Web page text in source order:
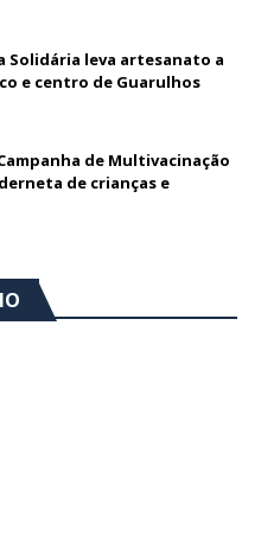
Solidária leva artesanato a
e centro de Guarulhos
de Multivacinação
de crianças e